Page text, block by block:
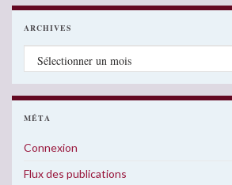
ARCHIVES
Archives
MÉTA
Connexion
Flux des publications